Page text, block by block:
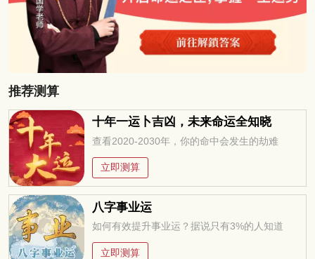
推荐测算
十年一运卜吉凶，未来命运全知晓
查看2020-2030年，你的命中会发生的劫难
立即测算
八字事业运
如何有效提升事业运？据说只有3%的人知道
立即测算